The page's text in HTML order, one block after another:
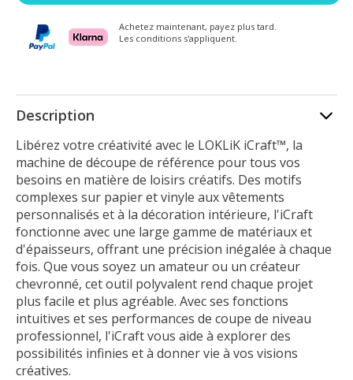
Achetez maintenant, payez plus tard.
Les conditions s'appliquent.
Description
Libérez votre créativité avec le LOKLiK iCraft™, la
machine de découpe de référence pour tous vos
besoins en matière de loisirs créatifs. Des motifs
complexes sur papier et vinyle aux vêtements
personnalisés et à la décoration intérieure, l'iCraft
fonctionne avec une large gamme de matériaux et
d'épaisseurs, offrant une précision inégalée à chaque
fois. Que vous soyez un amateur ou un créateur
chevronné, cet outil polyvalent rend chaque projet
plus facile et plus agréable. Avec ses fonctions
intuitives et ses performances de coupe de niveau
professionnel, l'iCraft vous aide à explorer des
possibilités infinies et à donner vie à vos visions
créatives.